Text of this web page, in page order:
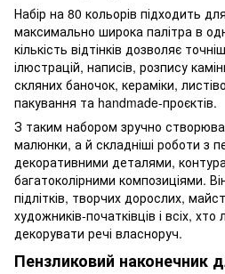
Набір на 80 кольорів підходить
максимально широка палітра в
кількість відтінків дозволяє
ілюстрацій, написів, розпису
скляних баночок, кераміки,
пакування та handmade-проєктів.
З таким набором зручно
малюнки, а й складніші роботи з
декоративними деталями,
багатоколірними композиціями.
підлітків, творчих дорослих,
художників-початківців і всіх,
декорувати речі власноруч.
Пензликовий наконечник